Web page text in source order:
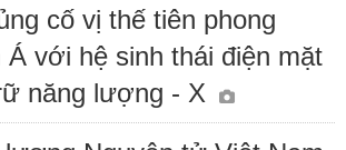
cố vị thế tiên phong
với hệ sinh thái điện mặt
năng lượng - X